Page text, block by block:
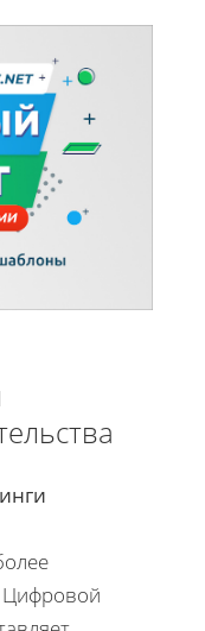
Цифровой